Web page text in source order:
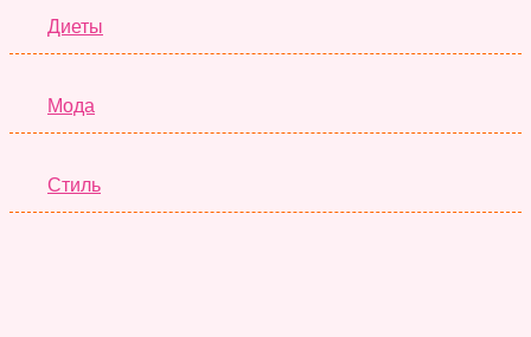
Диеты
Мода
Стиль